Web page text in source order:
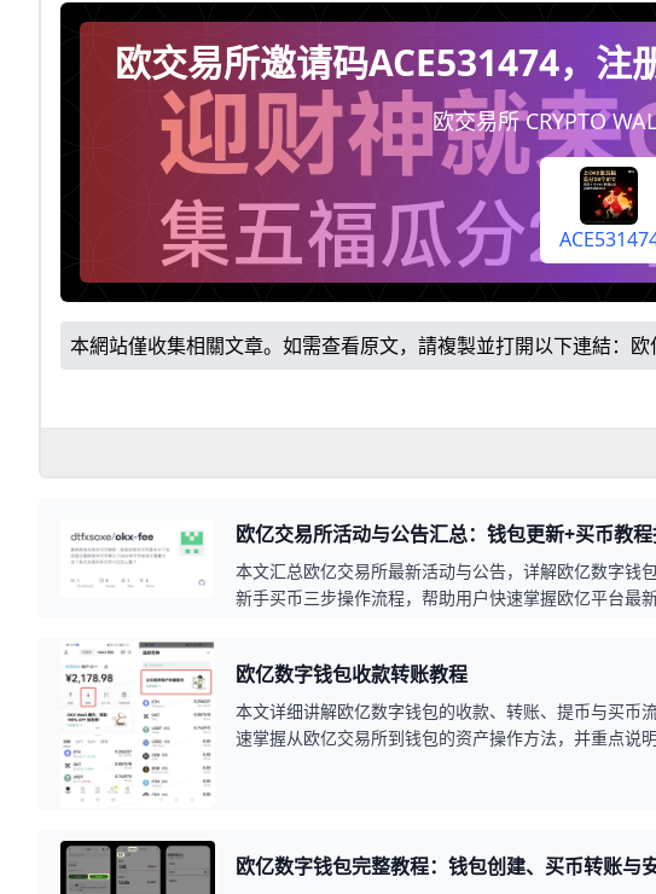
欧交易所邀请码ACE531474，注
佣20%（每天自
欧交易所 CRYPTO
本網站僅收集相關文章。如需查看原文，請複製並打開以下連結： 欧
欧亿交易所活动与公告汇总：钱包更新+买币教
本文汇总欧亿交易所最新活动与公告，详解欧亿数字钱
新手买币三步操作流程，帮助用户快速掌握欧亿平台最
欧亿数字钱包收款转账教程
本文详细讲解欧亿数字钱包的收款、转账、提币与买币
速掌握从欧亿交易所到钱包的资产操作方法，并重点说
欧亿数字钱包完整教程：钱包创建、买币转账与